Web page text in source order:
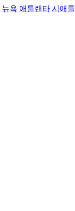
뉴욕 애틀랜타 시애틀